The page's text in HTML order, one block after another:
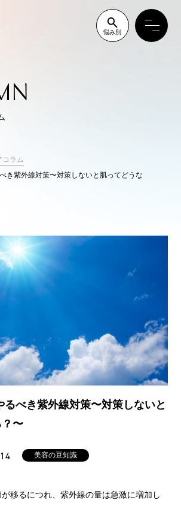
悩み別
コラム
き紫外線対策〜対策しないと肌ってどうな
るべき紫外線対策〜対策しないと
〜
美容の豆知識
移るにつれ、紫外線の量は急激に増加し